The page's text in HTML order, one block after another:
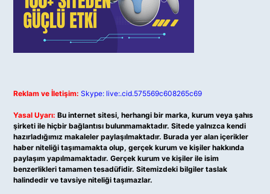
Reklam ve İletişim: Skype: live:.cid.575569c608265c69
Yasal Uyarı: Bu internet sitesi, herhangi bir marka, kurum veya şahıs
şirketi ile hiçbir bağlantısı bulunmamaktadır. Sitede yalnızca kendi
hazırladığımız makaleler paylaşılmaktadır. Burada yer alan içerikler
haber niteliği taşımamakta olup, gerçek kurum ve kişiler hakkında
paylaşım yapılmamaktadır. Gerçek kurum ve kişiler ile isim
benzerlikleri tamamen tesadüfidir. Sitemizdeki bilgiler taslak
halindedir ve tavsiye niteliği taşımazlar.